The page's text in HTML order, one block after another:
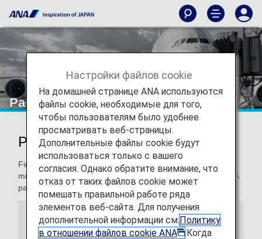
Partner Airlines
Partner Airlines
Find information for terms and conditions on accruing
mileage, how to register mileage and more when using ANA
partner airlines.
Information
Настройки файлов cookie
На домашней странице ANA используются
файлы cookie, необходимые для того,
чтобы пользователям было удобнее
просматривать веб-страницы.
Дополнительные файлы cookie будут
использоваться только с вашего
согласия. Однако обратите внимание, что
отказ от таких файлов cookie может
помешать правильной работе ряда
элементов веб-сайта. Для получения
дополнительной информации см.Политику
в отношении файлов cookie ANA
.Когда